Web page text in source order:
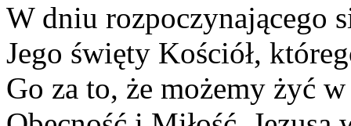
W dniu rozpoczynającego
Jego święty Kościół,
Go za to, że możemy żyć